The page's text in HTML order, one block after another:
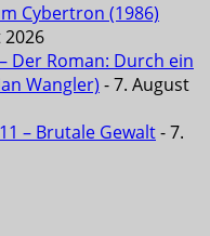
Cybertron (1986)
2026
Der Roman: Durch ein
Wangler) - 7. August
– Brutale Gewalt- 7.